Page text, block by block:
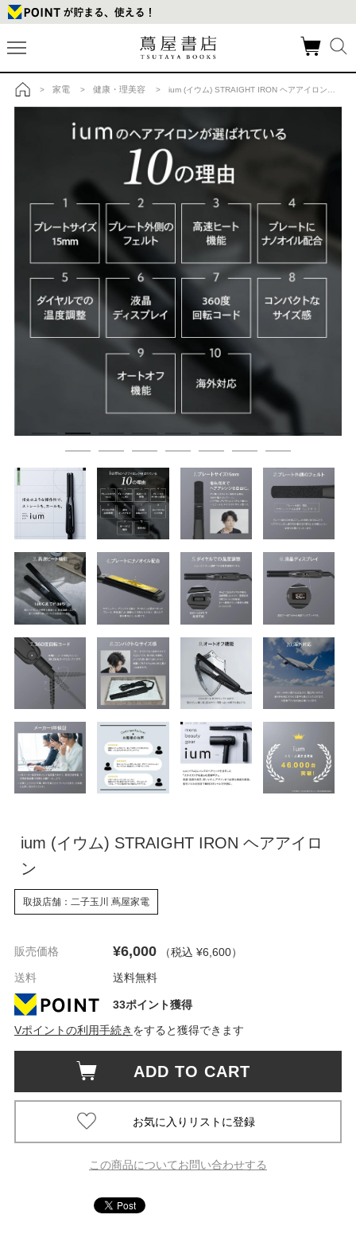
トップ
> 家電 > 健康・理美容 > ium (イウム) STRAIGHT IRON ヘアアイロンの商品詳細
ium (イウム) STRAIGHT IRON ヘアアイロ
ン
取扱店舗：二子玉川 蔦屋家電
販売価格 ¥6,000 （税込 ¥6,600）
送料
送料無料
33ポイント獲得
Vポイントの利用手続き をすると獲得できます
ADD TO CART
この商品についてお問い合わせする